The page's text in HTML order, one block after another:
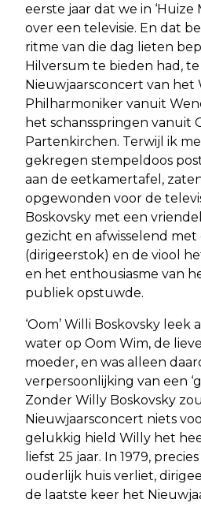
eerste jaar dat we in ‘Huize
over een televisie. En dat
ritme van die dag lieten
Hilversum te bieden had,
Nieuwjaarsconcert van het
Philharmoniker vanuit
het schansspringen vanuit
Partenkirchen. Terwijl ik
gekregen stempeldoos
aan de eetkamertafel,
opgewonden voor de
Boskovsky met een
gezicht en afwisselend met
(dirigeerstok) en de viool
en het enthousiasme van
publiek opstuwde.
‘Oom’ Willi Boskovsky
water op Oom Wim, de
moeder, en was alleen
verpersoonlijking van een
Zonder Willy Boskovsky
Nieuwjaarsconcert niets
gelukkig hield Willy het
liefst 25 jaar. In 1979,
ouderlijk huis verliet,
de laatste keer het